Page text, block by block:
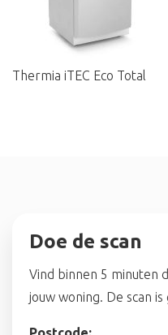
Thermia iTEC Eco Total
Doe de scan
Vind binnen 5 minuten
jouw woning. De scan